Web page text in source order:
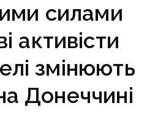
силами
активісти
змінюють
Донеччині